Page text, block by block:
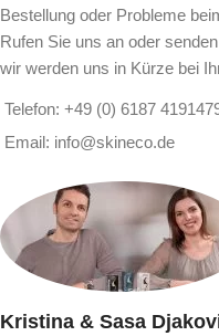
Bestellung oder Probleme
Rufen Sie uns an oder
wir werden uns in Kürze bei
Telefon: +49 (0) 6187
Email: info@skineco.de
Kristina & Sasa